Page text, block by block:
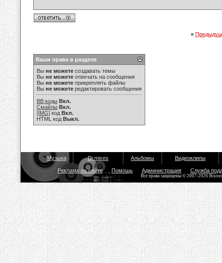
«
Ваши права в разделе
Вы не можете создавать темы
Вы не можете отвечать на сообщения
Вы не можете прикреплять файлы
Вы не можете редактировать сообщения
BB коды Вкл.
Смайлы Вкл.
[IMG] код Вкл.
HTML код Выкл.
Музыка Dj mixes Альбомы Видеоклипы
Реклама на сайте Помощь Администрация Служба
Все права защищены © 2007-2026